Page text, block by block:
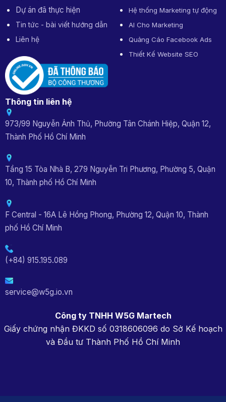
Dự án đã thực hiện
Tin tức - bài viết hướng dẫn
Liên hệ
Hệ thống Marketing tự động
AI Cho Marketing
Quảng Cáo Facebook Ads
Thiết Kế Website SEO
Thông tin liên hệ
973/99 Nguyễn Ảnh Thủ, Phường Tân Chánh Hiệp, Quận 12,
Thành Phố Hồ Chí Minh
Tầng 15 Tòa Nhà B, 279 Nguyễn Tri Phương, Phường 5, Quận
10, Thành phố Hồ Chí Minh
F Central - 16A Lê Hồng Phong, Phường 12, Quận 10, Thành
phố Hồ Chí Minh
(+84) 915.195.089
service@w5g.io.vn
Công ty TNHH W5G Martech
Giấy chứng nhận ĐKKD số 0318606096 do Sở Kế hoạch
và Đầu tư Thành Phố Hồ Chí Minh